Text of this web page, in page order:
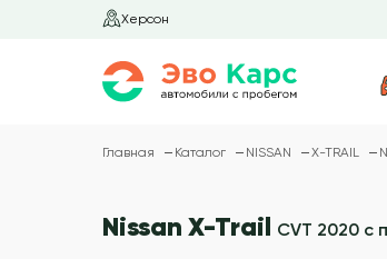
Херсон
Главная Каталог NISSAN X-TRAIL
Nissan X-Trail CVT 2020 с